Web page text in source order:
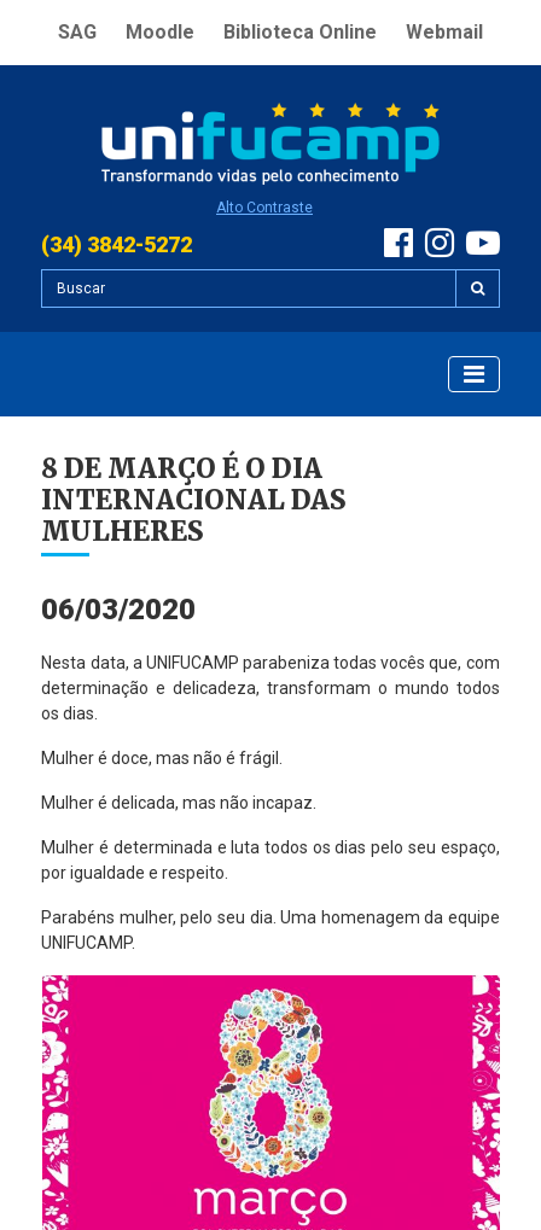
SAG Moodle Biblioteca Online Webmail
Alto Contraste
(34) 3842-5272
8 DE MARÇO É O DIA
INTERNACIONAL DAS
MULHERES
06/03/2020
Nesta data, a UNIFUCAMP parabeniza todas vocês que, com
determinação e delicadeza, transformam o mundo todos
os dias.
Mulher é doce, mas não é frágil.
Mulher é delicada, mas não incapaz.
Mulher é determinada e luta todos os dias pelo seu espaço,
por igualdade e respeito.
Parabéns mulher, pelo seu dia. Uma homenagem da equipe
UNIFUCAMP.